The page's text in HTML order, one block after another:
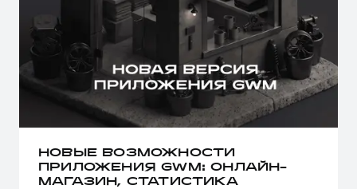
НОВЫЕ ВОЗМОЖНОСТИ
ПРИЛОЖЕНИЯ GWM: ОНЛАЙН-
МАГАЗИН, СТАТИСТИКА